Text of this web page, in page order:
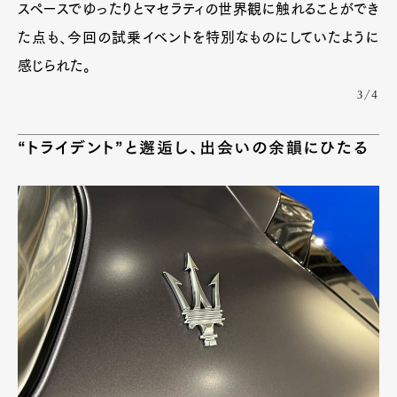
スペースでゆったりとマセラティの世界観に触れることができ
た点も、今回の試乗イベントを特別なものにしていたように
感じられた。
3/4
“トライデント”と邂逅し、出会いの余韻にひたる